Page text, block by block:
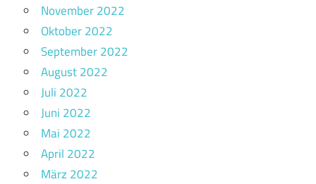
November 2022
Oktober 2022
September 2022
August 2022
Juli 2022
Juni 2022
Mai 2022
April 2022
März 2022